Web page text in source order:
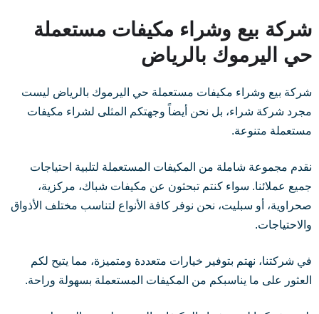
شركة بيع وشراء مكيفات مستعملة
حي اليرموك بالرياض
شركة بيع وشراء مكيفات مستعملة حي اليرموك بالرياض ليست
مجرد شركة شراء، بل نحن أيضاً وجهتكم المثلى لشراء مكيفات
مستعملة متنوعة.
نقدم مجموعة شاملة من المكيفات المستعملة لتلبية احتياجات
جميع عملائنا. سواء كنتم تبحثون عن مكيفات شباك، مركزية،
صحراوية، أو سبليت، نحن نوفر كافة الأنواع لتناسب مختلف الأذواق
والاحتياجات.
في شركتنا، نهتم بتوفير خيارات متعددة ومتميزة، مما يتيح لكم
العثور على ما يناسبكم من المكيفات المستعملة بسهولة وراحة.